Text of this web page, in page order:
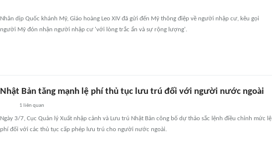
Nhân dịp Quốc khánh Mỹ, Giáo hoàng Leo XIV đã gửi đến Mỹ thông điệp về người nhập cư, kêu gọi
người Mỹ đón nhận người nhập cư 'với lòng trắc ẩn và sự rộng lượng'.
Nhật Bản tăng mạnh lệ phí thủ tục lưu trú đối với người nước ngoài
1 liên quan
Ngày 3/7, Cục Quản lý Xuất nhập cảnh và Lưu trú Nhật Bản công bố dự thảo sắc lệnh điều chỉnh mức lệ
phí đối với các thủ tục cấp phép lưu trú cho người nước ngoài.